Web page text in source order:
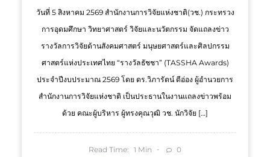
วันที่ 5 สิงหาคม 2569 สำนักงานการวิจัยแห่งชาติ(วช.) กระทรวง
การอุดมศึกษา วิทยาศาสตร์ วิจัยและนวัตกรรม จัดแถลงข่าว
รางวัลการวิจัยด้านสังคมศาสตร์ มนุษยศาสตร์และศิลปกรรม
ศาสตร์แห่งประเทศไทย “รางวัลธัชชา” (TASSHA Awards)
ประจำปีงบประมาณ 2569 โดย ดร.วิภารัตน์ ดีอ่อง ผู้อำนวยการ
สำนักงานการวิจัยแห่งชาติ เป็นประธานในงานแถลงข่าวพร้อม
ด้วย คณะผู้บริหาร ผู้ทรงคุณวุฒิ วช. นักวิจัย […]
Read Time: 1 Min 0